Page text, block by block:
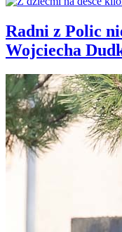
Radni z Polic
Wojciecha